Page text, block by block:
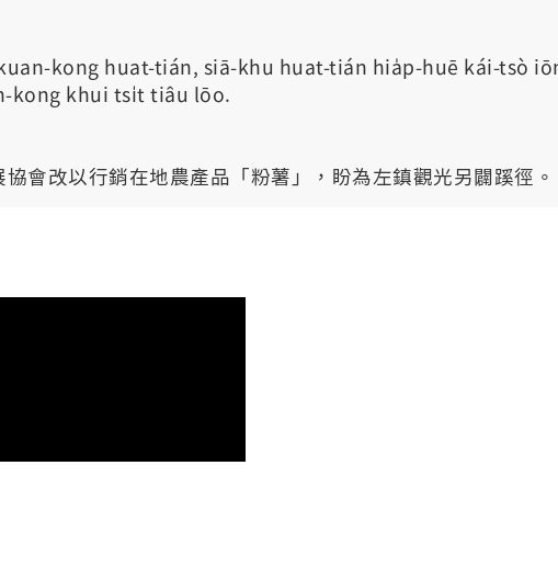
kong huat-tián, siā-khu huat-tián hia̍p-huē kái-tsò
kong khui tsi̍t tiâu lōo.
會改以行銷在地農產品「粉薯」，盼為左鎮觀光另闢蹊徑。